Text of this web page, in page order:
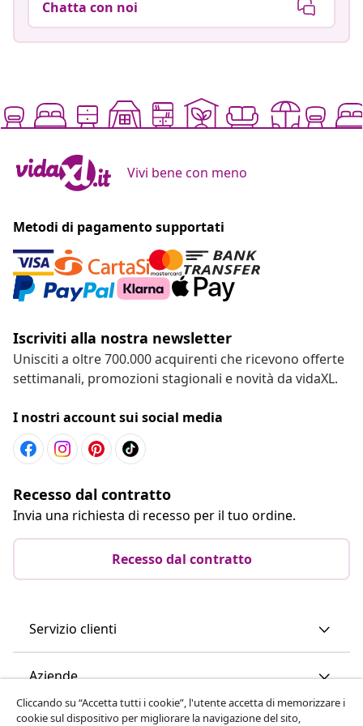
Chatta con noi
Vivi bene con meno
Metodi di pagamento supportati
Iscriviti alla nostra newsletter
Unisciti a oltre 700.000 acquirenti che ricevono offerte
settimanali, promozioni stagionali e novità da vidaXL.
I nostri account sui social media
Recesso dal contratto
Invia una richiesta di recesso per il tuo ordine.
Recesso dal contratto
Servizio clienti
Aziende
Cliccando su “Accetta tutti i cookie”, l'utente accetta di memorizzare i
cookie sul dispositivo per migliorare la navigazione del sito,